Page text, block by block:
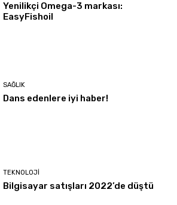
Yenilikçi Omega-3 markası:
EasyFishoil
SAĞLIK
Dans edenlere iyi haber!
TEKNOLOJI
Bilgisayar satışları 2022’de düştü